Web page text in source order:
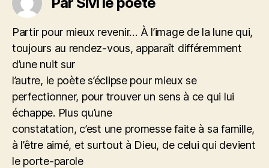
Partir pour mieux revenir… À l’image de la lune qui,
toujours au rendez-vous, apparaît différemment
d’une nuit sur
l’autre, le poète s’éclipse pour mieux se
perfectionner, pour trouver un sens à ce qui lui
échappe. Plus qu’une
constatation, c’est une promesse faite à sa famille,
à l’être aimé, et surtout à Dieu, de celui qui devient
le porte-parole